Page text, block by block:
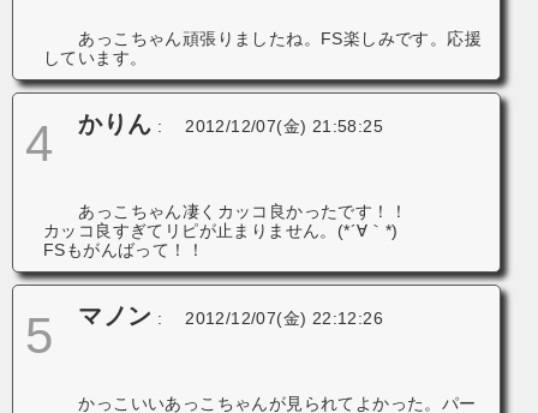
あっこちゃん頑張りましたね。FS楽しみです。応援
しています。
4 かりん : 2012/12/07(金) 21:58:25
あっこちゃん凄くカッコ良かったです！！
カッコ良すぎてリピが止まりません。(*´∀｀*)
FSもがんばって！！
5 マノン : 2012/12/07(金) 22:12:26
かっこいいあっこちゃんが見られてよかった。パー